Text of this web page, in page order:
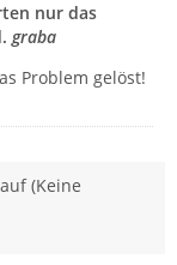
nur das
graba
Problem gelöst!
(Keine